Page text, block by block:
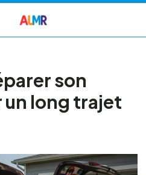
son
un long trajet